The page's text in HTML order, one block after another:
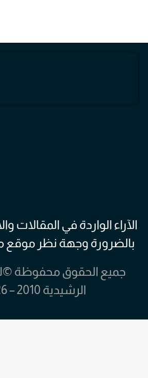
الآراء الواردة في المقالات
بالضرورة وجهة نظر موقع
جميع الحقوق محفوظة
الرشيدية 2010 – 2026